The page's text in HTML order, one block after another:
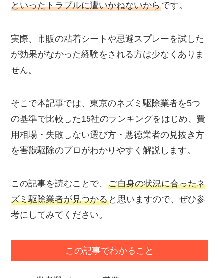
といったトラブルに遭いかねないからです。
実際、市販の粘着シートや忌避スプレーを試した
が効果がなかった経験をされる方は少なくありま
せん。
そこで本記事では、東京のネズミ駆除業者を5つ
の基準で比較した15社のランキングをはじめ、費
用相場・失敗しない選び方・悪徳業者の見抜き方
を害獣駆除のプロがわかりやすく解説します。
この記事を読むことで、ご自身の状況に合ったネ
ズミ駆除業者が見つかる と思いますので、ぜひ参
考にしてみてください。
この記事でわかること